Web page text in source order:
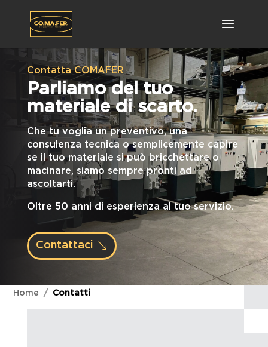
Contatta COMAFER
Parliamo del tuo
materiale di scarto.
Che tu voglia un preventivo, una
consulenza tecnica o semplicemente capire
se il tuo materiale si può bricchettare o
macinare, siamo sempre pronti ad
ascoltarti.
Oltre 50 anni di esperienza al tuo servizio.
Contattaci
Home Contatti